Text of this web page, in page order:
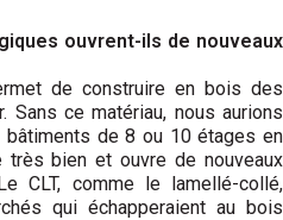
ouvrent-ils de nouveaux
de construire en bois des
Sans ce matériau, nous aurions
de 8 ou 10 étages en
très bien et ouvre de nouveaux
CLT, comme le lamellé-collé,
qui échapperaient au bois